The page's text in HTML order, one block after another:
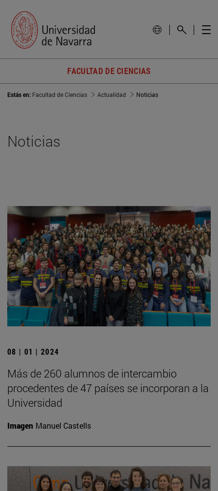
FACULTAD DE CIENCIAS
Estás en: Facultad de Ciencias Actualidad Noticias
Noticias
08 | 01 | 2024
Más de 260 alumnos de intercambio
procedentes de 47 países se incorporan a la
Universidad
Imagen Manuel Castells